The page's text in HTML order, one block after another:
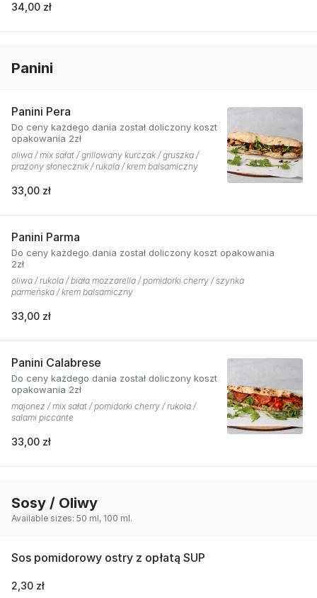
34,00 zł
Panini
Panini Pera
Do ceny każdego dania został doliczony koszt
opakowania 2zł
oliwa / mix sałat / grillowany kurczak / gruszka /
prażony słonecznik / rukola / krem balsamiczny
33,00 zł
Panini Parma
Do ceny każdego dania został doliczony koszt opakowania
2zł
oliwa / rukola / biała mozzarella / pomidorki cherry / szynka
parmeńska / krem balsamiczny
33,00 zł
Panini Calabrese
Do ceny każdego dania został doliczony koszt
opakowania 2zł
majonez / mix sałat / pomidorki cherry / rukola /
salami piccante
33,00 zł
Sosy / Oliwy
Available sizes: 50 ml, 100 ml.
Sos pomidorowy ostry z opłatą SUP
2,30 zł